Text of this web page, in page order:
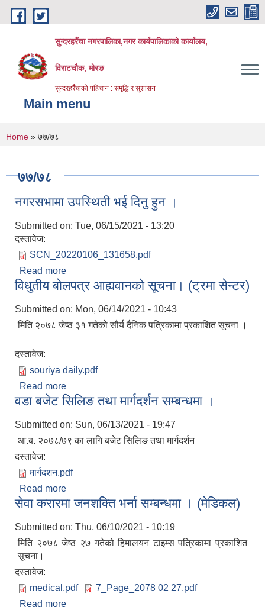
Skip to main content
सुन्दरहरैँचा नगरपालिका,नगर कार्यपालिकाको कार्यालय,
विराटचौक, मोरङ
सुन्दरहरैँचाको पहिचान : समृद्धि र सुशासन
Main menu
You are here
Home » ७७/७८
७७/७८
नगरसभामा उपस्थिती भई दिनु हुन ।
Submitted on: Tue, 06/15/2021 - 13:20
दस्तावेज:
SCN_20220106_131658.pdf
Read more
विधुतीय बाेलपत्र आह्यवानको सूचना। (ट्रमा सेन्टर)
Submitted on: Mon, 06/14/2021 - 10:43
मिति २०७८ जेष्ठ ३१ गतेको सौर्य दैनिक पत्रिकामा प्रकाशित सूचना ।
दस्तावेज:
souriya daily.pdf
Read more
वडा बजेट सिलिङ तथा मार्गदर्शन सम्बन्धमा ।
Submitted on: Sun, 06/13/2021 - 19:47
आ.ब. २०७८/७९ का लागि बजेट सिलिङ तथा मार्गदर्शन
दस्तावेज:
मार्गदशन.pdf
Read more
सेवा करारमा जनशक्ति भर्ना सम्बन्धमा । (मेडिकल)
Submitted on: Thu, 06/10/2021 - 10:19
मिति २०७८ जेष्ठ २७ गतेको हिमालयन टाइम्स पत्रिकामा प्रकाशित
सूचना।
दस्तावेज:
medical.pdf
7_Page_2078 02 27.pdf
Read more